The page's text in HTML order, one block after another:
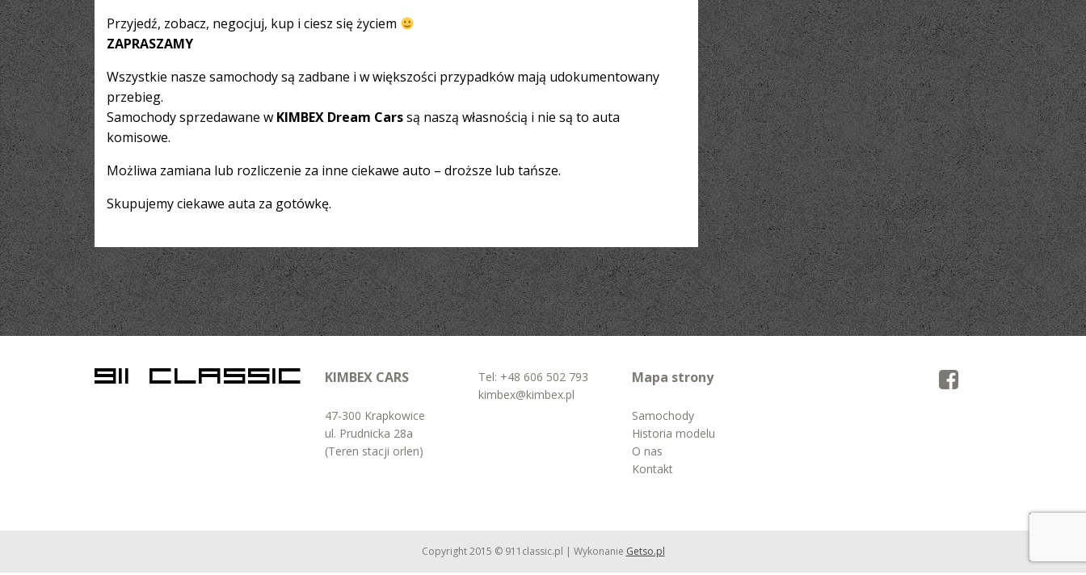
Przyjedź, zobacz, negocjuj, kup i ciesz się życiem
ZAPRASZAMY
Wszystkie nasze samochody są zadbane i w większości przypadków mają udokumentowany
przebieg.
Samochody sprzedawane w KIMBEX Dream Carssą naszą własnością i nie są to auta
komisowe.
Możliwa zamiana lub rozliczenie za inne ciekawe auto – droższe lub tańsze.
Skupujemy ciekawe auta za gotówkę.
KIMBEX CARS
47-300 Krapkowice
ul. Prudnicka 28a
(Teren stacji orlen)
Tel: +48 606 502 793
kimbex@kimbex.pl
Mapa strony
Samochody
Historia modelu
O nas
Kontakt
Copyright 2015 © 911classic.pl | Wykonanie Getso.pl